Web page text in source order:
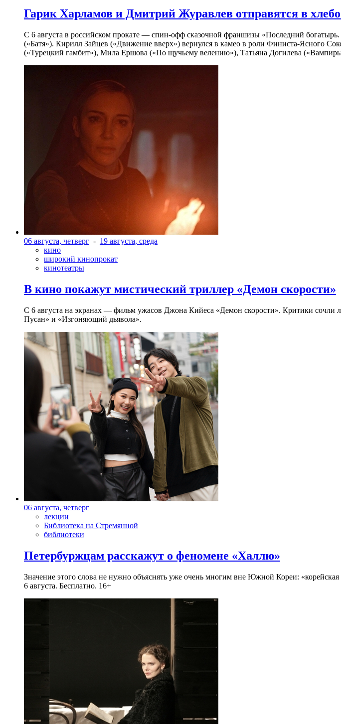
Гарик Харламов и Дмитрий Журавлев отправятся в
С 6 августа в российском прокате — спин-офф сказочной франшизы «Последний
(«Батя»). Кирилл Зайцев («Движение вверх») вернулся в камео в роли Финиста-Ясного
(«Турецкий гамбит»), Мила Ершова («По щучьему велению»), Татьяна Догилева
06 августа, четверг - 19 августа, среда
кино
широкий кинопрокат
кинотеатры
В кино покажут мистический триллер «Демон скорости»
С 6 августа на экранах — фильм ужасов Джона Кийеса «Демон скорости». Критики
Пусан» и «Изгоняющий дьявола».
06 августа, четверг
лекции
Библиотека на Стремянной
библиотеки
Петербуржцам расскажут о феномене «Халлю»
Значение этого слова не нужно объяснять уже очень многим вне Южной Кореи:
6 августа. Бесплатно. 16+